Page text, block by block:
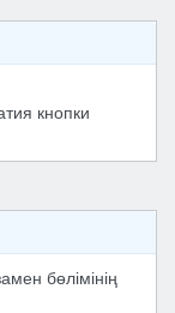
кнопки
бөлімінің